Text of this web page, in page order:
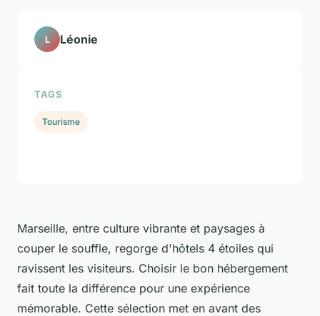
Marseille, entre culture vibrante et paysages à
couper le souffle, regorge d'hôtels 4 étoiles qui
ravissent les visiteurs. Choisir le bon hébergement
fait toute la différence pour une expérience
mémorable. Cette sélection met en avant des
L Léonie
TAGS
Tourisme